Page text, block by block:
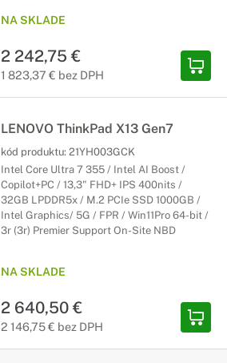
NA SKLADE
2 242,75 €
1 823,37 € bez DPH
LENOVO ThinkPad X13 Gen7
kód produktu: 21YH003GCK
Intel Core Ultra 7 355 / Intel AI Boost /
Copilot+PC / 13,3" FHD+ IPS 400nits /
32GB LPDDR5x / M.2 PCIe SSD 1000GB /
Intel Graphics/ 5G / FPR / Win11Pro 64-bit /
3r (3r) Premier Support On-Site NBD
NA SKLADE
2 640,50 €
2 146,75 € bez DPH